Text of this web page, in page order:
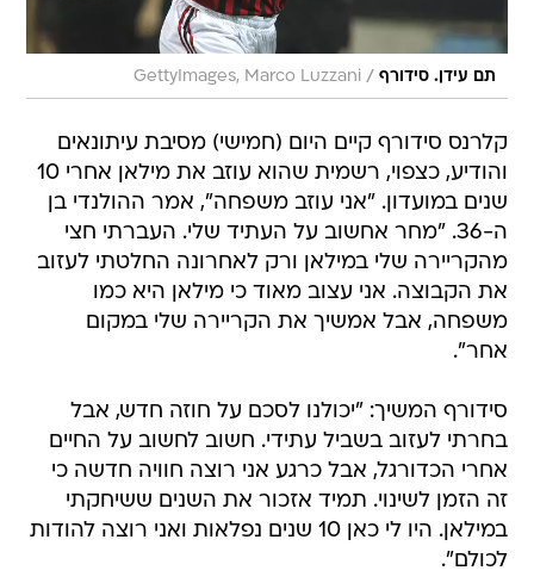
תם עידן. סידורף /
GettyImages, Marco Luzzani
קלרנס סידורף קיים היום (חמישי) מסיבת עיתונאים
והודיע, כצפוי, רשמית שהוא עוזב את מילאן אחרי 10
שנים במועדון. "אני עוזב משפחה", אמר ההולנדי בן
ה-36. "מחר אחשוב על העתיד שלי. העברתי חצי
מהקריירה שלי במילאן ורק לאחרונה החלטתי לעזוב
את הקבוצה. אני עצוב מאוד כי מילאן היא כמו
משפחה, אבל אמשיך את הקריירה שלי במקום
אחר".
סידורף המשיך: "יכולנו לסכם על חוזה חדש, אבל
בחרתי לעזוב בשביל עתידי. חשוב לחשוב על החיים
אחרי הכדורגל, אבל כרגע אני רוצה חוויה חדשה כי
זה הזמן לשינוי. תמיד אזכור את השנים ששיחקתי
במילאן. היו לי כאן 10 שנים נפלאות ואני רוצה להודות
לכולם".